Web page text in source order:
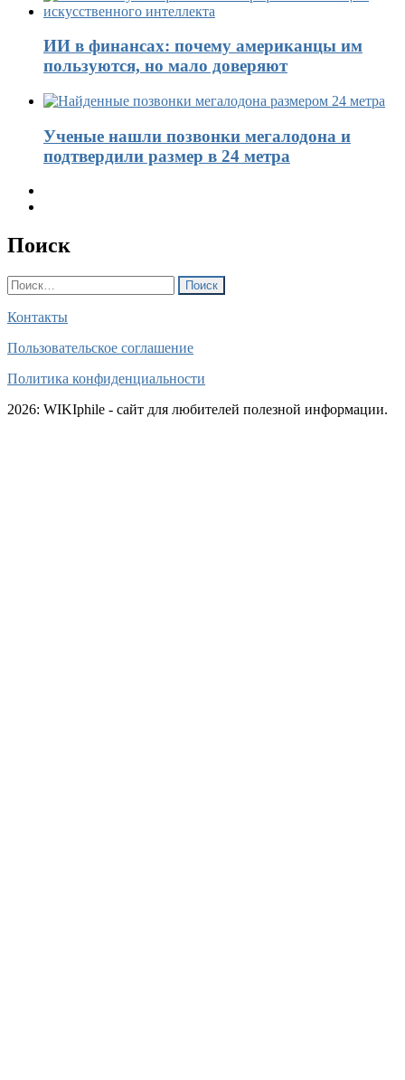
ИИ в финансах: почему американцы им
пользуются, но мало доверяют
Ученые нашли позвонки мегалодона и
подтвердили размер в 24 метра
Поиск
Найти:
Контакты
Пользовательское соглашение
Политика конфиденциальности
2026: WIKIphile - сайт для любителей полезной информации.